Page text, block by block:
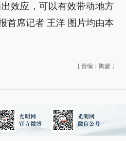
出效应，可以有效带动地方
首席记者 王洋 图片均由本
[ 责编：陶媛 ]